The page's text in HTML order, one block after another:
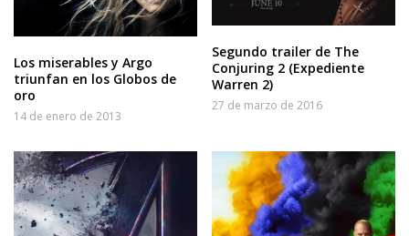
Los miserables y Argo
triunfan en los Globos de
oro
14 de enero de 2013
Segundo trailer de The
Conjuring 2 (Expediente
Warren 2)
27 de marzo de 2016